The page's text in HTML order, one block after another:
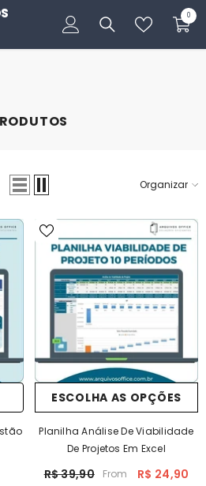
00
itens
Organizar
ESCOLHA AS OPÇÕES
Planilha Análise De Viabilidade
De Projetos Em Excel
R$ 39,90 From R$ 24,90